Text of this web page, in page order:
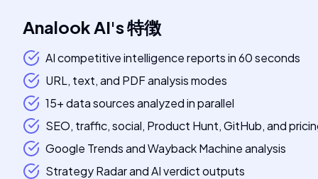
Analook AI's特徴
AI competitive intelligence reports in 60 seconds
URL, text, and PDF analysis modes
15+ data sources analyzed in parallel
SEO, traffic, social, Product Hunt, GitHub, and
Google Trends and Wayback Machine analysis
Strategy Radar and AI verdict outputs